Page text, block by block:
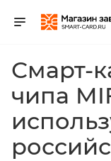
Смарт-
чипа